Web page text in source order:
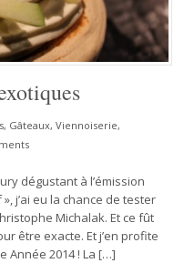
Gâteaux, Viennoiserie,
dégustant à l’émission
j’ai eu la chance de tester
Michalak. Et ce fût
être exacte. Et j’en profite
Année 2014 ! La […]